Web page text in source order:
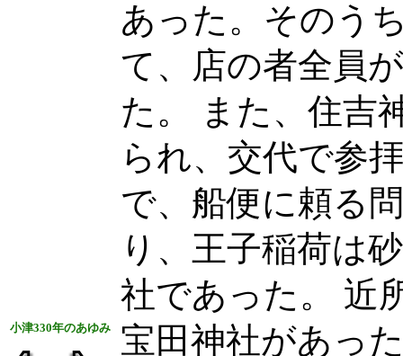
小津330年のあゆみ
あった。そのう
て、店の者全員
た。 また、住吉
られ、交代で参
で、船便に頼る
り、王子稲荷は
社であった。 近
宝田神社があっ